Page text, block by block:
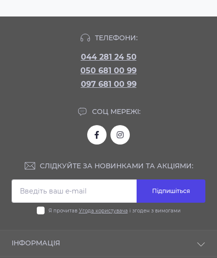
ТЕЛЕФОНИ:
044 281 24 50
050 681 00 99
097 681 00 99
СОЦ МЕРЕЖІ:
СЛІДКУЙТЕ ЗА НОВИНКАМИ ТА АКЦІЯМИ:
Підпишіться
Я прочитав Угода користувача і згоден з вимогами
ІНФОРМАЦІЯ